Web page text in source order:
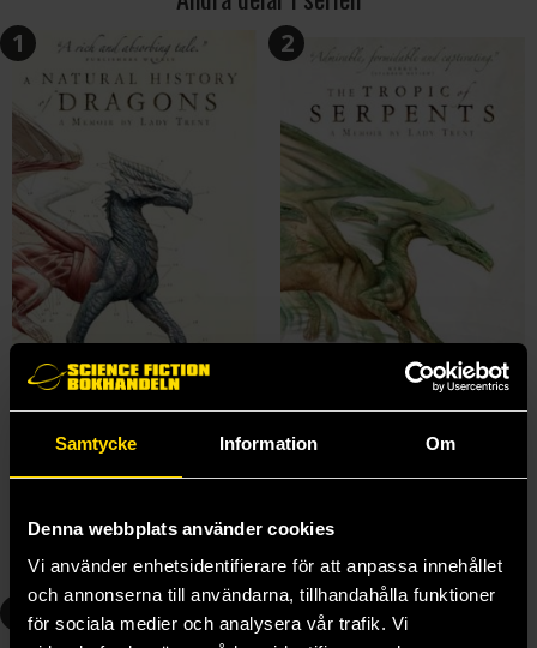
Samtycke Information Om
Denna webbplats använder cookies
Vi använder enhetsidentifierare för att anpassa innehållet
och annonserna till användarna, tillhandahålla funktioner
för sociala medier och analysera vår trafik. Vi
1
A Natural History of Dragons: A Memoir by Lady Trent
Marie Brennan
Beställ
2
Beställ
4